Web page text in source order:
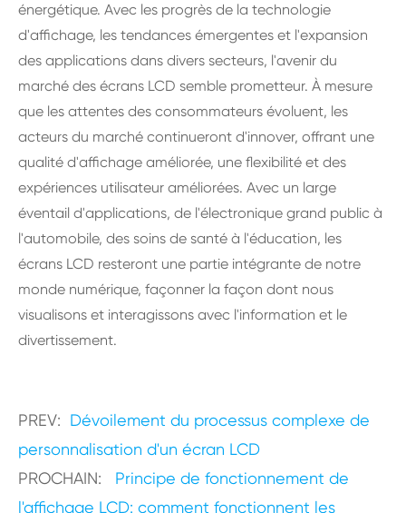
énergétique. Avec les progrès de la technologie
d'affichage, les tendances émergentes et l'expansion
des applications dans divers secteurs, l'avenir du
marché des écrans LCD semble prometteur. À mesure
que les attentes des consommateurs évoluent, les
acteurs du marché continueront d'innover, offrant une
qualité d'affichage améliorée, une flexibilité et des
expériences utilisateur améliorées. Avec un large
éventail d'applications, de l'électronique grand public à
l'automobile, des soins de santé à l'éducation, les
écrans LCD resteront une partie intégrante de notre
monde numérique, façonner la façon dont nous
visualisons et interagissons avec l'information et le
divertissement.
PREV: Dévoilement du processus complexe de
personnalisation d'un écran LCD
PROCHAIN: Principe de fonctionnement de
l'affichage LCD: comment fonctionnent les